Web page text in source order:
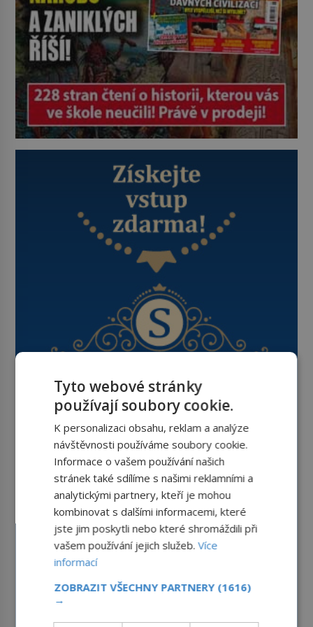
Tyto webové stránky
používají soubory cookie.
K personalizaci obsahu, reklam a analýze
návštěvnosti používáme soubory cookie.
Informace o vašem používání našich
stránek také sdílíme s našimi reklamními a
analytickými partnery, kteří je mohou
kombinovat s dalšími informacemi, které
jste jim poskytli nebo které shromáždili při
vašem používání jejich služeb.Více
informací
ZOBRAZIT VŠECHNY PARTNERY (1616)
→